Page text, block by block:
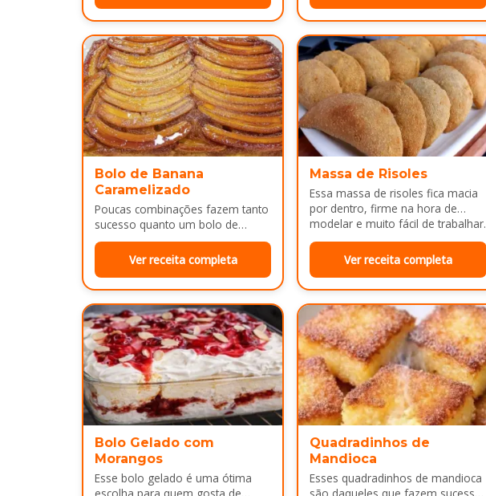
Bolo de Banana
Caramelizado
Poucas combinações fazem tanto
sucesso quanto um bolo de
banana com uma calda
douradinha por cima. Enquanto
assa, aquele cheirinho…
Ver receita completa
Massa de Risoles
Essa massa de risoles fica macia
por dentro, firme na hora de
modelar e muito fácil de trabalhar.
É uma…
Ver receita completa
Bolo Gelado com
Morangos
Esse bolo gelado é uma ótima
Quadradinhos de
Mandioca
Esses quadradinhos de mandioca